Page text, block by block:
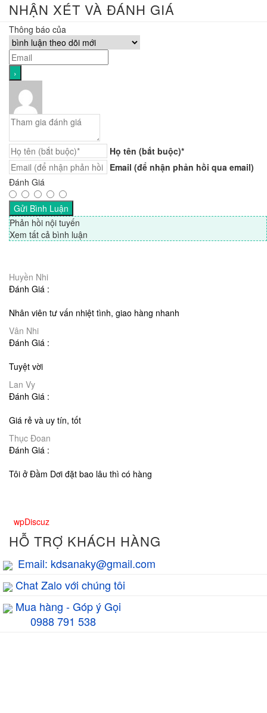
NHẬN XÉT VÀ ĐÁNH GIÁ
Thông báo của
Họ tên (bắt buộc)*
Email (để nhận phản hồi qua email)
Đánh Giá
Phản hồi nội tuyến
Xem tất cả bình luận
Huyền Nhi
Đánh Giá :
Nhân viên tư vấn nhiệt tình, giao hàng nhanh
Vân Nhi
Đánh Giá :
Tuyệt vời
Lan Vy
Đánh Giá :
Giá rẻ và uy tín, tốt
Thục Ðoan
Đánh Giá :
Tôi ở Đầm Dơi đặt bao lâu thì có hàng
wpDiscuz
HỖ TRỢ KHÁCH HÀNG
Email: kdsanaky@gmail.com
Chat Zalo với chúng tôi
Mua hàng - Góp ý Gọi
0988 791 538